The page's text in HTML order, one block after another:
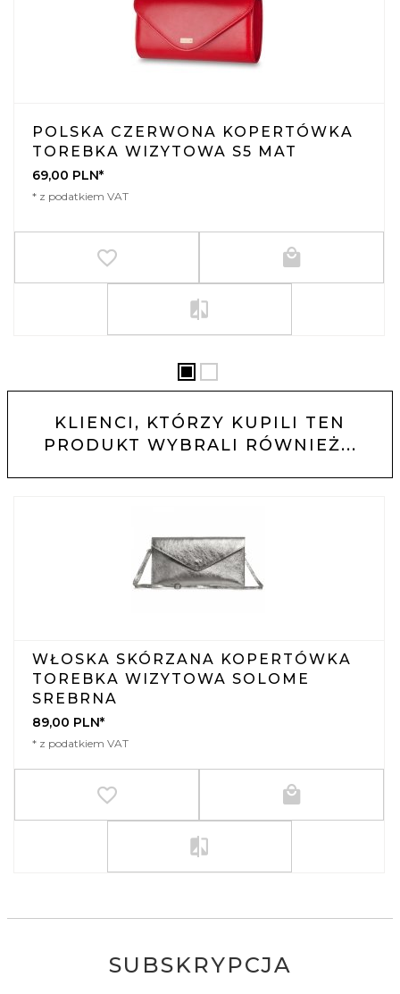
POLSKA CZERWONA KOPERTÓWKA
TOREBKA WIZYTOWA S5 MAT
69,00 PLN*
* z podatkiem VAT
KLIENCI, KTÓRZY KUPILI TEN
PRODUKT WYBRALI RÓWNIEŻ...
WŁOSKA SKÓRZANA KOPERTÓWKA
TOREBKA WIZYTOWA SOLOME
SREBRNA
89,00 PLN*
* z podatkiem VAT
SUBSKRYPCJA